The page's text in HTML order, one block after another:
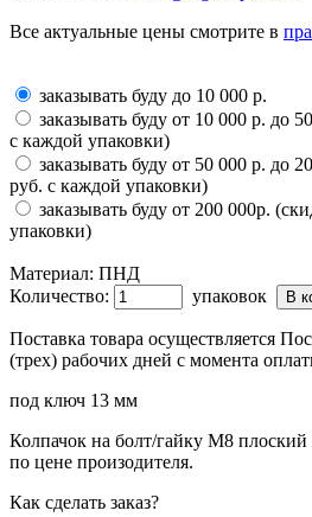
Все актуальные цены смотрите в
заказывать буду до 10 000 р.
заказывать буду от 10 000 р. до
с каждой упаковки)
заказывать буду от 50 000 р. до
руб. с каждой упаковки)
заказывать буду от 200 000р.
упаковки)
Материал: ПНД
Количество:
упаковок
Поставка товара осуществляется
(трех) рабочих дней с момента
под ключ 13 мм
Колпачок на болт/гайку М8
по цене произодителя.
Как сделать заказ?